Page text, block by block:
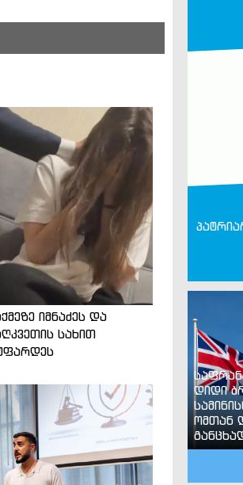
იმნაძეს და
სახით
დიდი
ომთან